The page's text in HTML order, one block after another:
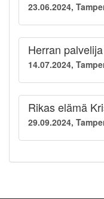
23.06.2024,
Herran
14.07.2024,
Rikas elämä
29.09.2024,